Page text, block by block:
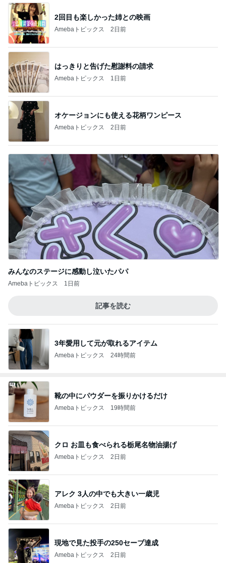
2回目も楽しかった姉との映画
Amebaトピックス 2日前
はっきりと告げた慰謝料の請求
Amebaトピックス 1日前
オケージョンにも使える花柄ワンピース
Amebaトピックス 2日前
みんなのステージに感動し泣いたパパ
Amebaトピックス 1日前
記事を読む
3年愛用して元が取れるアイテム
Amebaトピックス 24時間前
靴の中にパウダーを振りかけるだけ
Amebaトピックス 19時間前
クロ お皿も食べられる栃尾名物油揚げ
Amebaトピックス 2日前
アレク 3人の中でも大きい一歳児
Amebaトピックス 2日前
現地で見た投手の250セーブ達成
Amebaトピックス 2日前